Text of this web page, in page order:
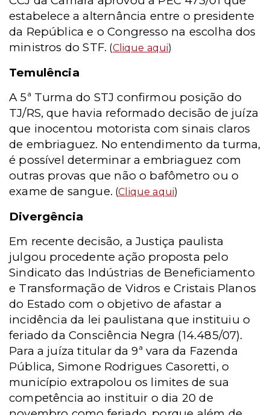
estabelece a alternância entre o presidente
da República e o Congresso na escolha dos
ministros do STF. (Clique aqui)
Temulência
A 5ª Turma do STJ confirmou posição do
TJ/RS, que havia reformado decisão de juíza
que inocentou motorista com sinais claros
de embriaguez. No entendimento da turma,
é possível determinar a embriaguez com
outras provas que não o bafômetro ou o
exame de sangue. (Clique aqui)
Divergência
Em recente decisão, a Justiça paulista
julgou procedente ação proposta pelo
Sindicato das Indústrias de Beneficiamento
e Transformação de Vidros e Cristais Planos
do Estado com o objetivo de afastar a
incidência da lei paulistana que instituiu o
feriado da Consciência Negra (14.485/07).
Para a juíza titular da 9ª vara da Fazenda
Pública, Simone Rodrigues Casoretti, o
município extrapolou os limites de sua
competência ao instituir o dia 20 de